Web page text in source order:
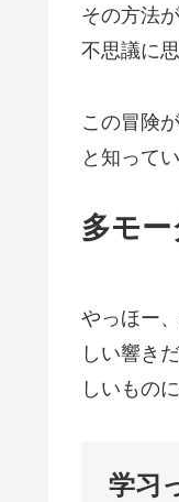
その方法
不思議に
この冒険
と知って
多モ
やっほー
しい響き
しいもの
学习